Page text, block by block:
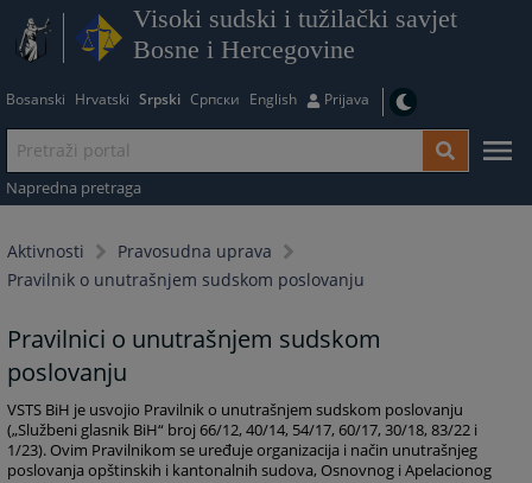
Visoki sudski i tužilački savjet
Bosne i Hercegovine
Bosanski Hrvatski Srpski Српски English Prijava
Napredna pretraga
Aktivnosti
Pravosudna uprava
Pravilnik o unutrašnjem sudskom poslovanju
Pravilnici o unutrašnjem sudskom
poslovanju
VSTS BiH je usvojio Pravilnik o unutrašnjem sudskom poslovanju
(„Službeni glasnik BiH“ broj 66/12, 40/14, 54/17, 60/17, 30/18, 83/22 i
1/23). Ovim Pravilnikom se uređuje organizacija i način unutrašnjeg
poslovanja opštinskih i kantonalnih sudova, Osnovnog i Apelacionog